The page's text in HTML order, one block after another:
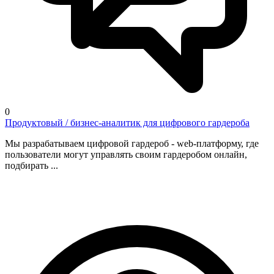
0
Продуктовый / бизнес-аналитик для цифрового гардероба
Мы разрабатываем цифровой гардероб - web-платформу, где
пользователи могут управлять своим гардеробом онлайн,
подбирать ...